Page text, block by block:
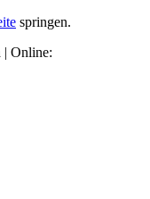
springen.
| Online: